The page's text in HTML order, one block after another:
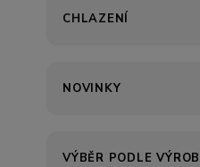
CHLAZENÍ
NOVINKY
VÝBĚR PODLE